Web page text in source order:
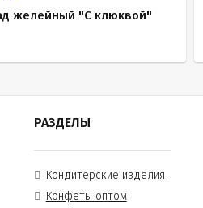
желейный "С клюквой"
РАЗДЕЛЫ
Кондитерские изделия
Конфеты оптом